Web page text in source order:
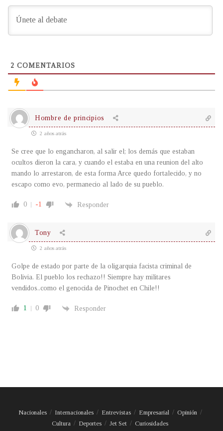
2 COMENTARIOS
Hombre de principios
2 años atrás
Se cree que lo engancharon, al salir el; los demás que estaban
ocultos dieron la cara, y cuando el estaba en una reunion del alto
mando lo arrestaron, de esta forma Arce quedo fortalecido, y no
escapo como evo, permanecio al lado de su pueblo.
0 -1 Responder
Tony
2 años atrás
Golpe de estado por parte de la oligarquia facista criminal de
Bolivia. El pueblo los rechazo!! Siempre hay militares
vendidos..como el genocida de Pinochet en Chile!!
1 0 Responder
Nacionales Internacionales Entrevistas Empresarial
Opinión
Cultura
Deportes Jet Set Curiosidades